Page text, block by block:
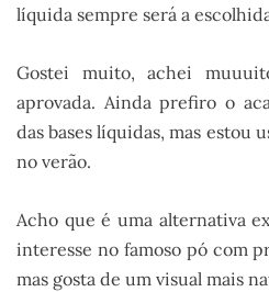
líquida sempre será a
Gostei muito, achei
aprovada. Ainda prefiro o
das bases líquidas, mas estou
no verão.
Acho que é uma alternativa
interesse no famoso pó com
mas gosta de um visual mais